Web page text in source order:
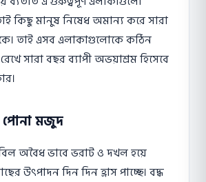
কিছু মানুষ নিষেধ অমান্য করে সারা
তাই এসব এলাকাগুলোকে কঠিন
সারা বছর ব্যাপী অভয়াশ্রম হিসেবে
পোনা মজুদ
অবৈধ ভাবে ভরাট ও দখল হয়ে
উৎপাদন দিন দিন হ্রাস পাচ্ছে। বদ্ধ